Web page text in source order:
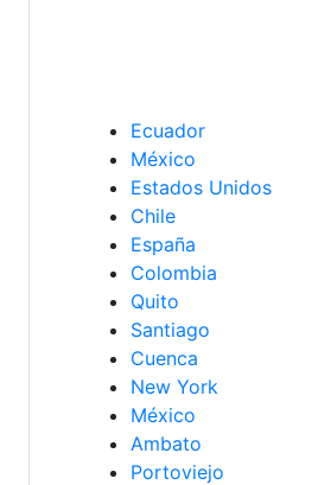
Ecuador
México
Estados Unidos
Chile
España
Colombia
Quito
Santiago
Cuenca
New York
México
Ambato
Portoviejo